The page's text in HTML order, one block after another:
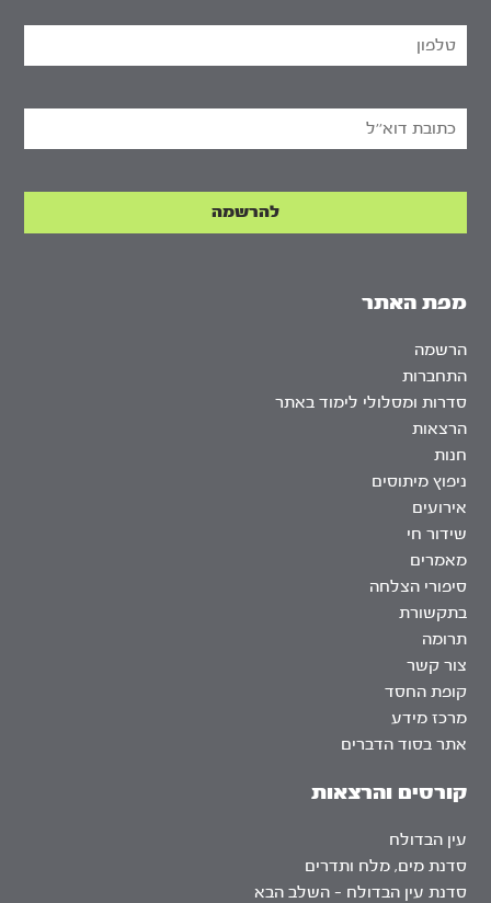
מפת האתר
הרשמה
התחברות
סדרות ומסלולי לימוד באתר
הרצאות
חנות
ניפוץ מיתוסים
אירועים
שידור חי
מאמרים
סיפורי הצלחה
בתקשורת
תרומה
צור קשר
קופת החסד
מרכז מידע
אתר בסוד הדברים
קורסים והרצאות
עין הבדולח
סדנת מים, מלח ותדרים
סדנת עין הבדולח – השלב הבא